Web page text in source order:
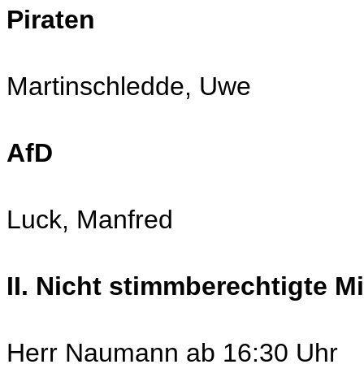
Piraten
Martinschledde, Uwe
AfD
Luck, Manfred
II. Nicht stimmberechtigte
Herr Naumann ab 16:30 Uhr